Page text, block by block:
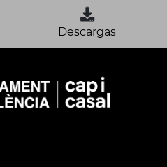
Descargas